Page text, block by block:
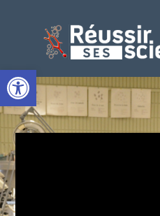
Ouvrir la barre d’outils